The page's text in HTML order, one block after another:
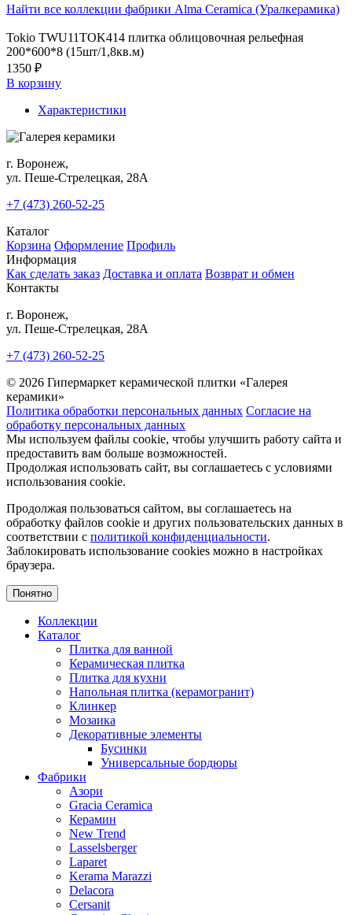
Найти все коллекции фабрики Alma Ceramica (Уралкерамика)
Tokio TWU11TOK414 плитка облицовочная рельефная
200*600*8 (15шт/1,8кв.м)
1350 ₽
В корзину
Характеристики
г. Воронеж,
ул. Пеше-Cтрелецкая, 28А
+7 (473) 260-52-25
Каталог
Корзина Оформление Профиль
Информация
Как сделать заказ Доставка и оплата Возврат и обмен
Контакты
г. Воронеж,
ул. Пеше-Cтрелецкая, 28А
+7 (473) 260-52-25
© 2026 Гипермаркет керамической плитки «Галерея
керамики»
Политика обработки персональных данных Согласие на
обработку персональных данных
Мы используем файлы cookie, чтобы улучшить работу сайта и
предоставить вам больше возможностей.
Продолжая использовать сайт, вы соглашаетесь с условиями
использования cookie.
Продолжая пользоваться сайтом, вы соглашаетесь на
обработку файлов cookie и других пользовательских данных в
соответствии с политикой конфиденциальности.
Заблокировать использование cookies можно в настройках
браузера.
Понятно
Коллекции
Каталог
Плитка для ванной
Керамическая плитка
Плитка для кухни
Напольная плитка (керамогранит)
Клинкер
Мозаика
Декоративные элементы
Бусинки
Универсальные бордюры
Фабрики
Азори
Gracia Ceramica
Керамин
New Trend
Lasselsberger
Laparet
Kerama Marazzi
Delacora
Cersanit